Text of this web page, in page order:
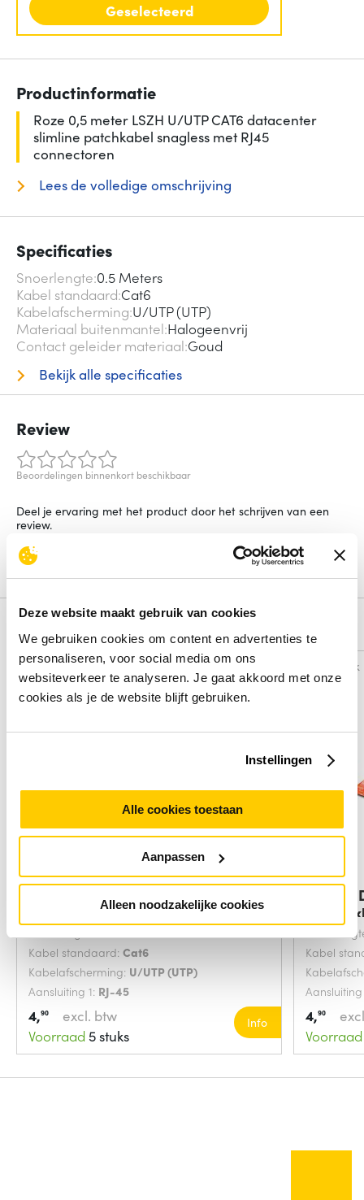
Deze website maakt gebruik van cookies
We gebruiken cookies om content en advertenties te
personaliseren, voor social media om ons
websiteverkeer te analyseren. Je gaat akkoord met onze
cookies als je de website blijft gebruiken.
Instellingen
Alle cookies toestaan
Aanpassen
Alleen noodzakelijke cookies
Geselecteerd
Productinformatie
Roze 0,5 meter LSZH U/UTP CAT6 datacenter
slimline patchkabel snagless met RJ45
connectoren
Lees de volledige omschrijving
Specificaties
Snoerlengte 0.5 Meters
Kabel standaard Cat6
Kabelafscherming U/UTP (UTP)
Materiaal buitenmantel Halogeenvrij
Contact geleider materiaal Goud
Bekijk alle specificaties
Review
Beoordelingen binnenkort beschikbaar
Deel je ervaring met het product door het schrijven van een
review.
Schrijf een review
Alternatieven
Vergelijk
netwerkkabel Blauw
Kabel standaard: Cat6
Kabelafscherming: U/UTP (UTP)
Aansluiting 1: RJ-45
4,90
excl. btw
Voorraad 5 stuks
Info
Vergelijk
Digitus
Kabel
4,90
Voorraad